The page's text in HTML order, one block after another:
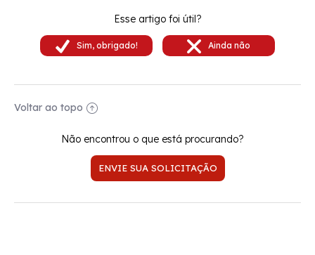
Esse artigo foi útil?
Voltar ao topo
Não encontrou o que está procurando?
ENVIE SUA SOLICITAÇÃO